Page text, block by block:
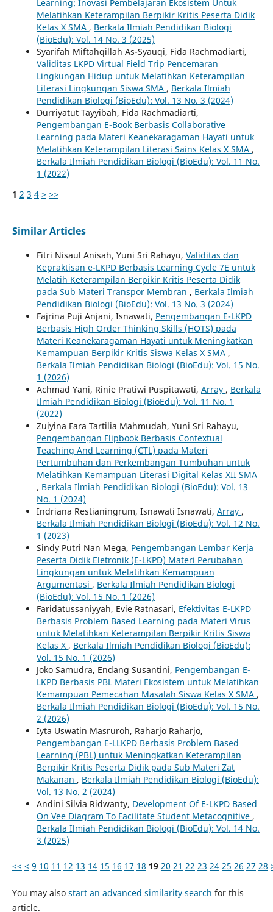
Learning: Inovasi Pembelajaran Ekosistem Untuk
Melatihkan Keterampilan Berpikir Kritis Peserta Didik
Kelas X SMA , Berkala Ilmiah Pendidikan Biologi
(BioEdu): Vol. 14 No. 3 (2025)
Syarifah Miftahqillah As-Syauqi, Fida Rachmadiarti,
Validitas LKPD Virtual Field Trip Pencemaran
Lingkungan Hidup untuk Melatihkan Keterampilan
Literasi Lingkungan Siswa SMA , Berkala Ilmiah
Pendidikan Biologi (BioEdu): Vol. 13 No. 3 (2024)
Durriyatut Tayyibah, Fida Rachmadiarti,
Pengembangan E-Book Berbasis Collaborative
Learning pada Materi Keanekaragaman Hayati untuk
Melatihkan Keterampilan Literasi Sains Kelas X SMA ,
Berkala Ilmiah Pendidikan Biologi (BioEdu): Vol. 11 No.
1 (2022)
1 2 3 4 > >>
Similar Articles
Fitri Nisaul Anisah, Yuni Sri Rahayu, Validitas dan
Kepraktisan e-LKPD Berbasis Learning Cycle 7E untuk
Melatih Keterampilan Berpikir Kritis Peserta Didik
pada Sub Materi Transpor Membran , Berkala Ilmiah
Pendidikan Biologi (BioEdu): Vol. 13 No. 3 (2024)
Fajrina Puji Anjani, Isnawati, Pengembangan E-LKPD
Berbasis High Order Thinking Skills (HOTS) pada
Materi Keanekaragaman Hayati untuk Meningkatkan
Kemampuan Berpikir Kritis Siswa Kelas X SMA ,
Berkala Ilmiah Pendidikan Biologi (BioEdu): Vol. 15 No.
1 (2026)
Achmad Yani, Rinie Pratiwi Puspitawati, Array , Berkala
Ilmiah Pendidikan Biologi (BioEdu): Vol. 11 No. 1
(2022)
Zuiyina Fara Tartilia Mahmudah, Yuni Sri Rahayu,
Pengembangan Flipbook Berbasis Contextual
Teaching And Learning (CTL) pada Materi
Pertumbuhan dan Perkembangan Tumbuhan untuk
Melatihkan Kemampuan Literasi Digital Kelas XII SMA
, Berkala Ilmiah Pendidikan Biologi (BioEdu): Vol. 13
No. 1 (2024)
Indriana Restianingrum, Isnawati Isnawati, Array ,
Berkala Ilmiah Pendidikan Biologi (BioEdu): Vol. 12 No.
1 (2023)
Sindy Putri Nan Mega, Pengembangan Lembar Kerja
Peserta Didik Eletronik (E-LKPD) Materi Perubahan
Lingkungan untuk Melatihkan Kemampuan
Argumentasi , Berkala Ilmiah Pendidikan Biologi
(BioEdu): Vol. 15 No. 1 (2026)
Faridatussaniyyah, Evie Ratnasari, Efektivitas E-LKPD
Berbasis Problem Based Learning pada Materi Virus
untuk Melatihkan Keterampilan Berpikir Kritis Siswa
Kelas X , Berkala Ilmiah Pendidikan Biologi (BioEdu):
Vol. 15 No. 1 (2026)
Joko Samudra, Endang Susantini, Pengembangan E-
LKPD Berbasis PBL Materi Ekosistem untuk Melatihkan
Kemampuan Pemecahan Masalah Siswa Kelas X SMA ,
Berkala Ilmiah Pendidikan Biologi (BioEdu): Vol. 15 No.
2 (2026)
Iyta Uswatin Masruroh, Raharjo Raharjo,
Pengembangan E-LLKPD Berbasis Problem Based
Learning (PBL) untuk Meningkatkan Keterampilan
Berpikir Kritis Peserta Didik pada Sub Materi Zat
Makanan , Berkala Ilmiah Pendidikan Biologi (BioEdu):
Vol. 13 No. 2 (2024)
Andini Silvia Ridwanty, Development Of E-LKPD Based
On Vee Diagram To Facilitate Student Metacognitive ,
Berkala Ilmiah Pendidikan Biologi (BioEdu): Vol. 14 No.
3 (2025)
<< < 9 10 11 12 13 14 15 16 17 18 19 20 21 22 23 24 25 26 27 28
You may also start an advanced similarity search for this
article.